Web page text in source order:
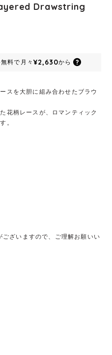
Drawstring
料で 月々 ¥2,630から
スを大胆に組み合わせたブラウ
花柄レースが、ロマンティック
。
ざいますので、ご理解お願いい